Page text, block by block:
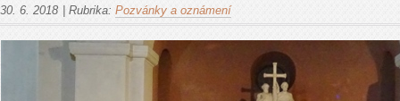
30. 6. 2018 Rubrika: Pozvánky a oznámení